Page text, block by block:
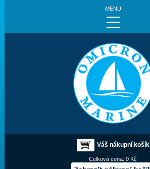
MENU
Váš nákupní košík
Celková cena:0 Kč